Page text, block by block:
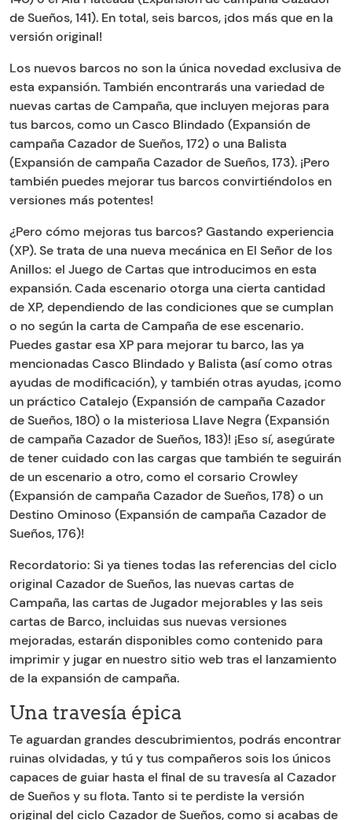
de Sueños, 141). En total, seis barcos, ¡dos más que en la
versión original!
Los nuevos barcos no son la única novedad exclusiva de
esta expansión. También encontrarás una variedad de
nuevas cartas de Campaña, que incluyen mejoras para
tus barcos, como un Casco Blindado (Expansión de
campaña Cazador de Sueños, 172) o una Balista
(Expansión de campaña Cazador de Sueños, 173). ¡Pero
también puedes mejorar tus barcos convirtiéndolos en
versiones más potentes!
¿Pero cómo mejoras tus barcos? Gastando experiencia
(XP). Se trata de una nueva mecánica en El Señor de los
Anillos: el Juego de Cartas que introducimos en esta
expansión. Cada escenario otorga una cierta cantidad
de XP, dependiendo de las condiciones que se cumplan
o no según la carta de Campaña de ese escenario.
Puedes gastar esa XP para mejorar tu barco, las ya
mencionadas Casco Blindado y Balista (así como otras
ayudas de modificación), y también otras ayudas, ¡como
un práctico Catalejo (Expansión de campaña Cazador
de Sueños, 180) o la misteriosa Llave Negra (Expansión
de campaña Cazador de Sueños, 183)! ¡Eso sí, asegúrate
de tener cuidado con las cargas que también te seguirán
de un escenario a otro, como el corsario Crowley
(Expansión de campaña Cazador de Sueños, 178) o un
Destino Ominoso (Expansión de campaña Cazador de
Sueños, 176)!
Recordatorio: Si ya tienes todas las referencias del ciclo
original Cazador de Sueños, las nuevas cartas de
Campaña, las cartas de Jugador mejorables y las seis
cartas de Barco, incluidas sus nuevas versiones
mejoradas, estarán disponibles como contenido para
imprimir y jugar en nuestro sitio web tras el lanzamiento
de la expansión de campaña.
Una travesía épica
Te aguardan grandes descubrimientos, podrás encontrar
ruinas olvidadas, y tú y tus compañeros sois los únicos
capaces de guiar hasta el final de su travesía al Cazador
de Sueños y su flota. Tanto si te perdiste la versión
original del ciclo Cazador de Sueños, como si acabas de